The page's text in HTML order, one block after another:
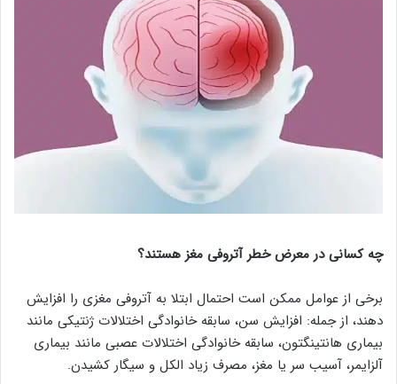
چه کسانی در معرض خطر آتروفی مغز هستند؟
برخی از عوامل ممکن است احتمال ابتلا به آتروفی مغزی را افزایش
دهند، از جمله: افزایش سن، سابقه خانوادگی اختلالات ژنتیکی مانند
بیماری هانتینگتون، سابقه خانوادگی اختلالات عصبی مانند بیماری
آلزایمر، آسیب سر یا مغز، مصرف زیاد الکل و سیگار کشیدن.